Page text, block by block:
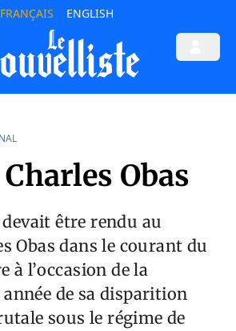
FRANÇAIS ENGLISH
Obas
être rendu au
Obas dans le courant du
à l’occasion de la
de sa disparition
sous le régime de